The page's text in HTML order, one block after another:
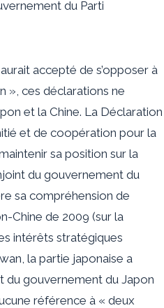
du Parti
accepté de s’opposer à
», ces déclarations ne
et la Chine. La Déclaration
et de coopération pour la
sa position sur la
du gouvernement du
sa compréhension de
Chine de 2009 (sur la
intérêts stratégiques
la partie japonaise a
du gouvernement du Japon
référence à « deux